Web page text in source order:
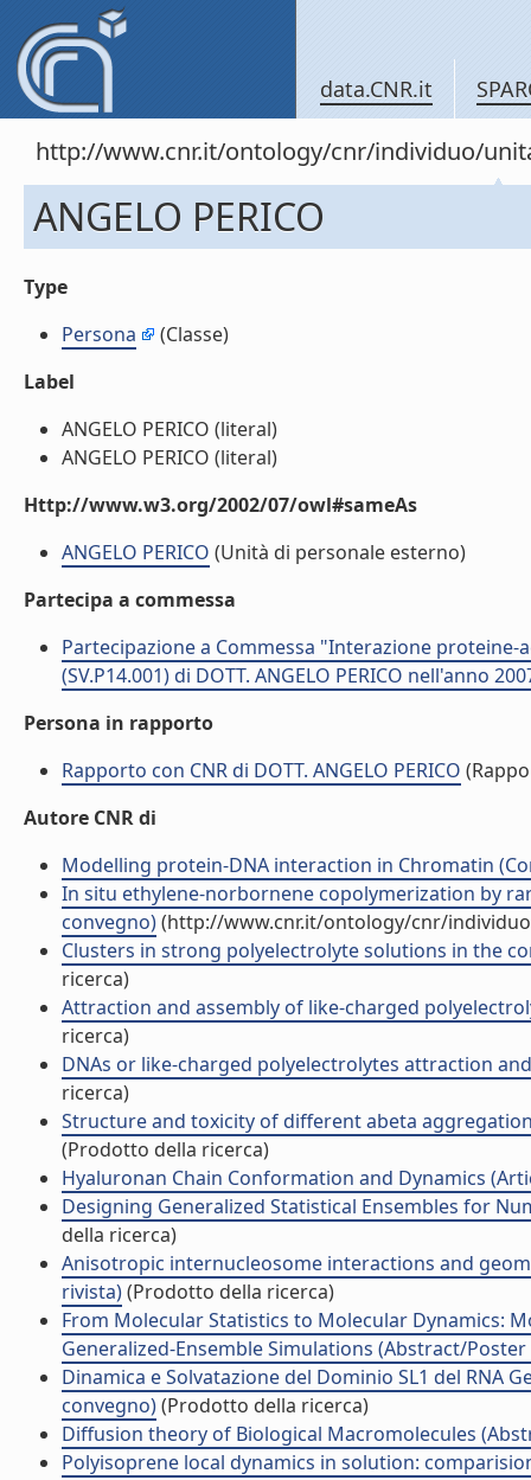
data.CNR.it
http://www.cnr.it/ontology/cnr/individuo/
ANGELO PERICO
Type
Persona
(Classe)
Label
ANGELO PERICO (literal)
ANGELO PERICO (literal)
Http://www.w3.org/2002/07/owl#sameAs
ANGELO PERICO (Unità di personale esterno)
Partecipa a commessa
Partecipazione a Commessa "Interazione
(SV.P14.001) di DOTT. ANGELO PERICO nell'anno
Persona in rapporto
Rapporto con CNR di DOTT. ANGELO PERICO
Autore CNR di
Modelling protein-DNA interaction in Chromatin
In situ ethylene-norbornene copolymerization by
convegno)(http://www.cnr.it/ontology/cnr/
Clusters in strong polyelectrolyte solutions in the
ricerca)
Attraction and assembly of like-charged
ricerca)
DNAs or like-charged polyelectrolytes attraction
ricerca)
Structure and toxicity of different abeta
(Prodotto della ricerca)
Hyaluronan Chain Conformation and Dynamics
Designing Generalized Statistical Ensembles for
della ricerca)
Anisotropic internucleosome interactions and
rivista)(Prodotto della ricerca)
From Molecular Statistics to Molecular Dynamics:
Generalized-Ensemble Simulations (Abstract/
Dinamica e Solvatazione del Dominio SL1 del RNA
convegno)(Prodotto della ricerca)
Diffusion theory of Biological Macromolecules
Polyisoprene local dynamics in solution: